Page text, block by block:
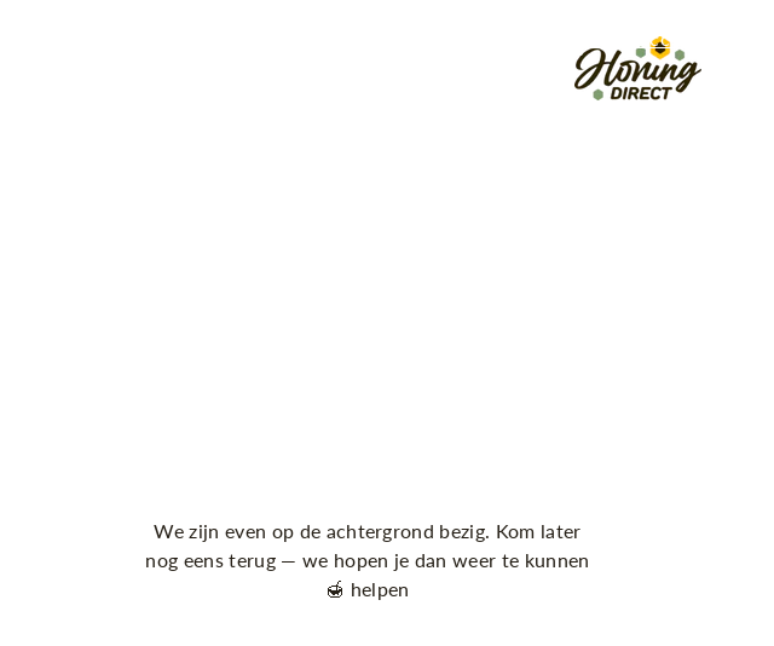
We zijn even op de achtergrond bezig. Kom later
nog eens terug — we hopen je dan weer te kunnen
helpen 🍯
Early Access Login